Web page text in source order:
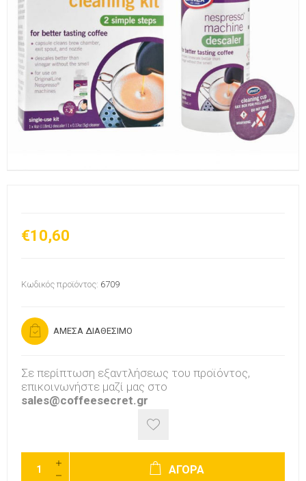
€10,60
Κωδικός προϊόντος: 6709
ΑΜΕΣΑ ΔΙΑΘΕΣΙΜΟ
Σε περίπτωση εξαντλήσεως του προϊόντος,
επικοινωνήστε μαζί μας στο
sales@coffeesecret.gr
ΑΓΟΡΑ